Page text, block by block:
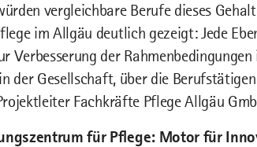
vergleichbare Berufe dieses
im Allgäu deutlich gezeigt: Jede
Verbesserung der
der Gesellschaft, über die
Fachkräfte Pflege Allgäu
für Pflege: Motor für